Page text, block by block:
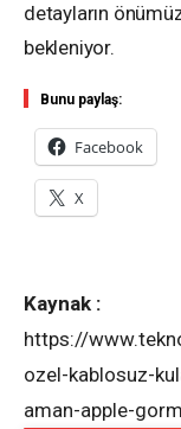
detayların
bekleniyor.
Bunu paylaş:
Facebook
X
Kaynak :
https://
ozel-kablosuz-
aman-apple-